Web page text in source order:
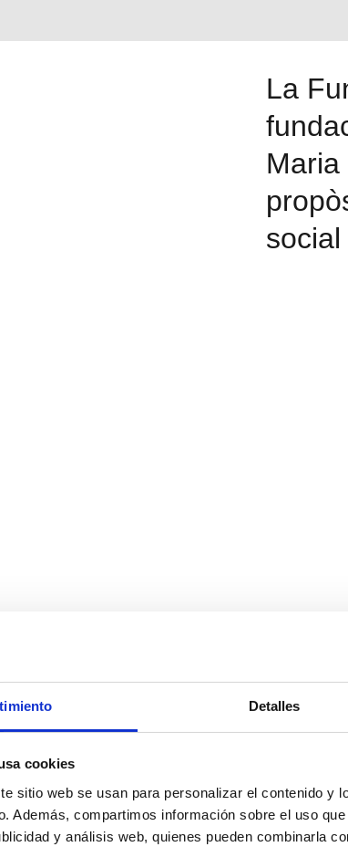
Detalles
cookies
sitio web se usan para personalizar el contenido y
Además, compartimos información sobre el uso
y análisis web, quienes pueden combinarla
La
Maria